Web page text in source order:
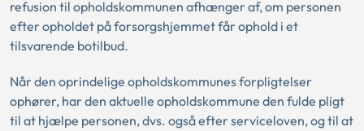
refusion til opholdskommunen afhænger af, om personen
efter opholdet på forsorgshjemmet får ophold i et
tilsvarende botilbud.
Når den oprindelige opholdskommunes forpligtelser
ophører, har den aktuelle opholdskommune den fulde pligt
til at hjælpe personen, dvs. også efter serviceloven, og til at